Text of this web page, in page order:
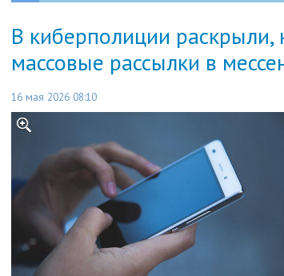
В киберполиции
массовые рассылки в
16 мая 2026 08:10